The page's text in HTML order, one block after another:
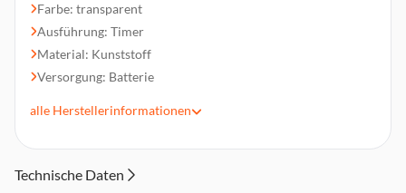
Farbe: transparent
Ausführung: Timer
Material: Kunststoff
Versorgung: Batterie
Anwendungsbereich: innen
alle Herstellerinformationen
Technische Daten